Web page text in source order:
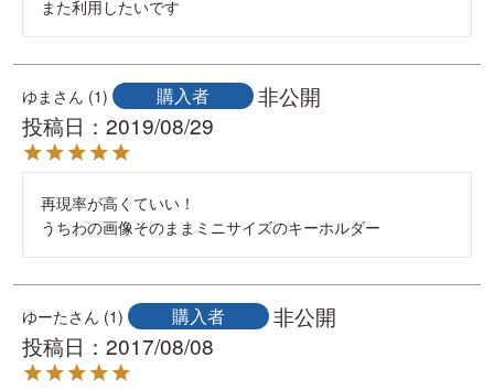
また利用したいです
ゆま 1 購入者
非公開
投稿日
2019/08/29
再現率が高くていい！
うちわの画像そのままミニサイズのキーホルダー
ゆーた 1 購入者
非公開
投稿日
2017/08/08